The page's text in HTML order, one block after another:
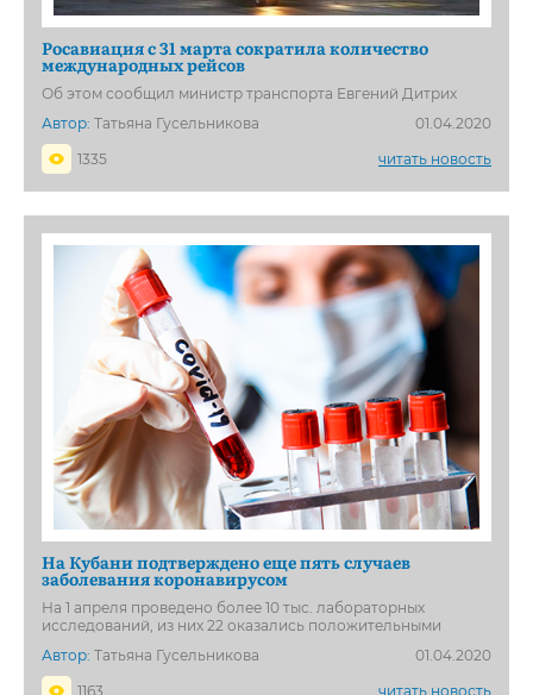
Росавиация с 31 марта сократила количество
международных рейсов
Об этом сообщил министр транспорта Евгений Дитрих
Автор: Татьяна Гусельникова
01.04.2020
1335
читать новость
На Кубани подтверждено еще пять случаев
заболевания коронавирусом
На 1 апреля проведено более 10 тыс. лабораторных
исследований, из них 22 оказались положительными
Автор: Татьяна Гусельникова
01.04.2020
1163
читать новость